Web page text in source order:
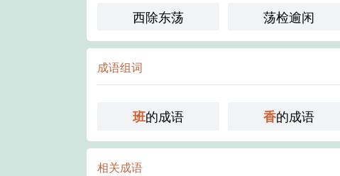
西除东荡
荡检逾闲
成语组词
班的成语 香的成语
相关成语